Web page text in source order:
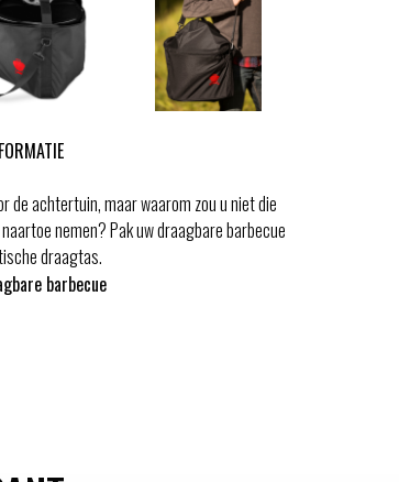
de achtertuin, maar waarom zou u niet die
nemen? Pak uw draagbare barbecue
draagtas.
barbecue